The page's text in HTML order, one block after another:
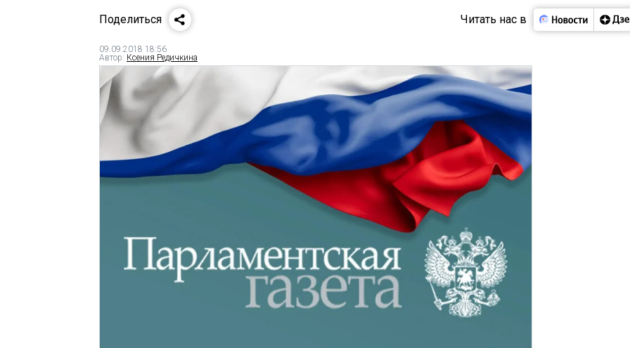
Поделиться
Читать нас в
09.09.2018 18:56
Автор: Ксения Редичкина